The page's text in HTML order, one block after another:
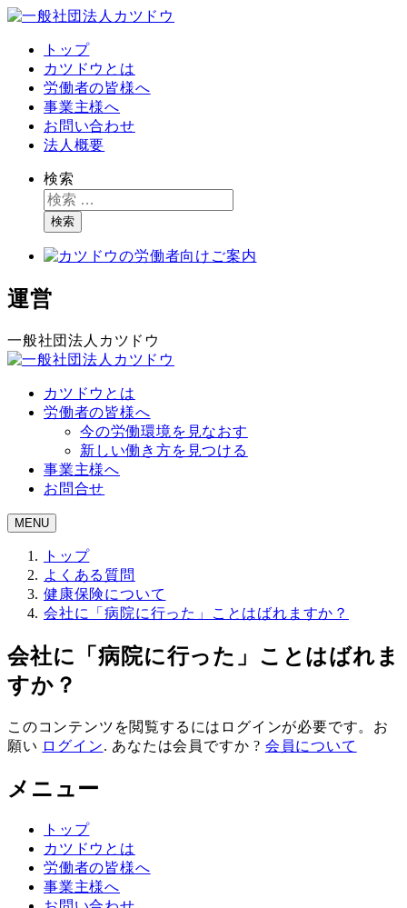
トップ
カツドウとは
労働者の皆様へ
事業主様へ
お問い合わせ
法人概要
検索
検索
運営
一般社団法人カツドウ
カツドウとは
労働者の皆様へ
今の労働環境を見なおす
新しい働き方を見つける
事業主様へ
お問合せ
MENU
トップ
よくある質問
健康保険について
会社に「病院に行った」ことはばれますか？
会社に「病院に行った」ことはばれま
すか？
このコンテンツを閲覧するにはログインが必要です。お
願い ログイン. あなたは会員ですか ? 会員について
メニュー
トップ
カツドウとは
労働者の皆様へ
事業主様へ